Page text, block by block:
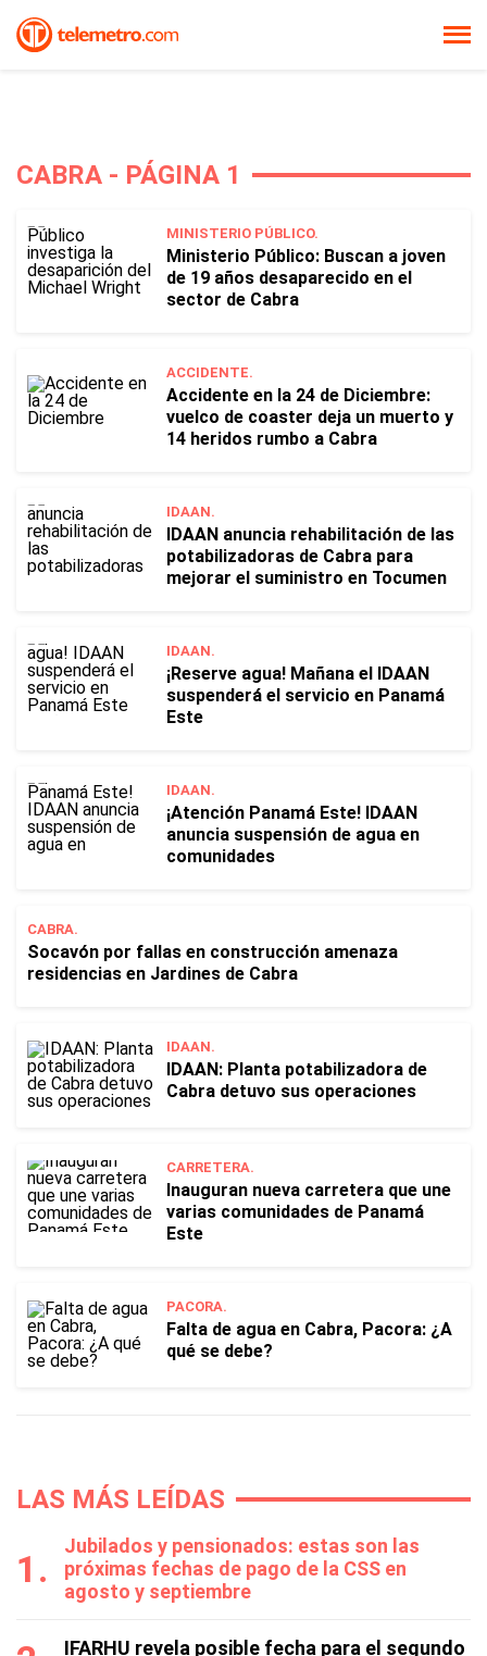
CABRA - PÁGINA 1
MINISTERIO PÚBLICO.
Ministerio Público: Buscan a joven
de 19 años desaparecido en el
sector de Cabra
ACCIDENTE.
Accidente en la 24 de Diciembre:
vuelco de coaster deja un muerto y
14 heridos rumbo a Cabra
IDAAN.
IDAAN anuncia rehabilitación de las
potabilizadoras de Cabra para
mejorar el suministro en Tocumen
IDAAN.
¡Reserve agua! Mañana el IDAAN
suspenderá el servicio en Panamá
Este
IDAAN.
¡Atención Panamá Este! IDAAN
anuncia suspensión de agua en
comunidades
CABRA.
Socavón por fallas en construcción amenaza
residencias en Jardines de Cabra
IDAAN.
IDAAN: Planta potabilizadora de
Cabra detuvo sus operaciones
CARRETERA.
Inauguran nueva carretera que une
varias comunidades de Panamá
Este
PACORA.
Falta de agua en Cabra, Pacora: ¿A
qué se debe?
LAS MÁS LEÍDAS
Jubilados y pensionados: estas son las
próximas fechas de pago de la CSS en
agosto y septiembre
IFARHU revela posible fecha para el segundo